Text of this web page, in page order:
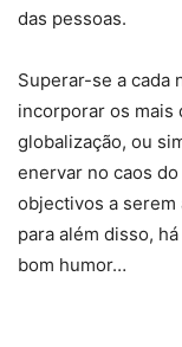
das pessoas.
Superar-se a cada
incorporar os
globalização, ou
enervar no caos
objectivos a serem
para além disso,
bom humor…